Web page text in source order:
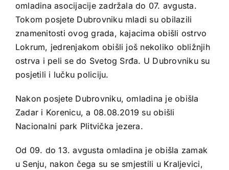
omladina asocijacije zadržala do 07. avgusta.
Tokom posjete Dubrovniku mladi su obilazili
znamenitosti ovog grada, kajacima obišli ostrvo
Lokrum, jedrenjakom obišli još nekoliko obližnjih
ostrva i peli se do Svetog Srđa. U Dubrovniku su
posjetili i lučku policiju.
Nakon posjete Dubrovniku, omladina je obišla
Zadar i Korenicu, a 08.08.2019 su obišli
Nacionalni park Plitvička jezera.
Od 09. do 13. avgusta omladina je obišla zamak
u Senju, nakon čega su se smjestili u Kraljevici,